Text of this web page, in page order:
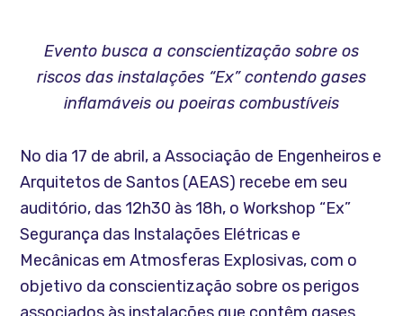
Evento busca a conscientização sobre os
riscos das instalações “Ex” contendo gases
inflamáveis ou poeiras combustíveis
No dia 17 de abril, a Associação de Engenheiros e
Arquitetos de Santos (AEAS) recebe em seu
auditório, das 12h30 às 18h, o Workshop “Ex”
Segurança das Instalações Elétricas e
Mecânicas em Atmosferas Explosivas, com o
objetivo da conscientização sobre os perigos